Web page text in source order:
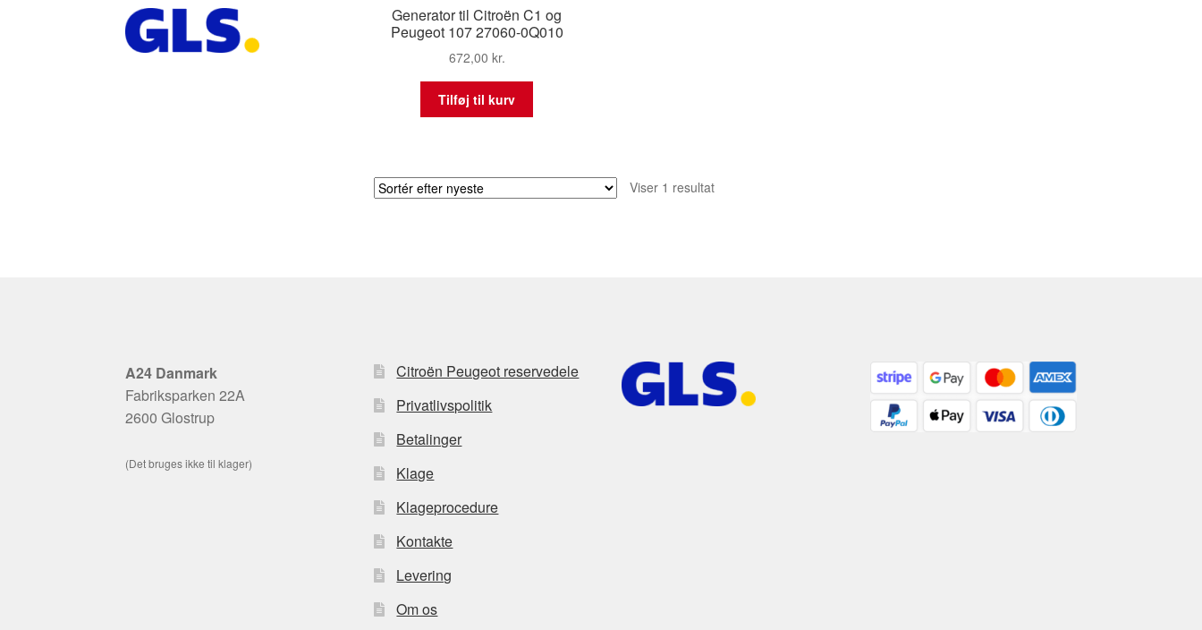
Generator til Citroën C1 og
Peugeot 107 27060-0Q010
672,00 kr.
Tilføj til kurv
Viser 1 resultat
A24 Danmark
Fabriksparken 22A
2600 Glostrup
(Det bruges ikke til klager)
Citroën Peugeot reservedele
Privatlivspolitik
Betalinger
Klage
Klageprocedure
Kontakte
Levering
Om os